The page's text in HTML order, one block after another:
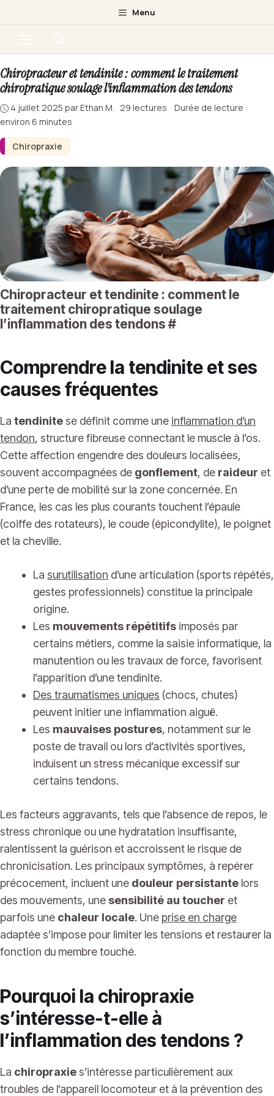
au
Menu
Chiropraxie
Chiropracteur et tendinite : comment le traitement
chiropratique soulage l’inflammation des tendons
4 juillet 2025 parEthan M. · 29 lectures · Durée de lecture :
environ 6 minutes
Chiropracteur et tendinite : comment le
traitement chiropratique soulage
l’inflammation des tendons #
Comprendre la tendinite et ses
causes fréquentes
La tendinite se définit comme une inflammation d’un
tendon, structure fibreuse connectant le muscle à l’os.
Cette affection engendre des douleurs localisées,
souvent accompagnées de gonflement, de raideur et
d’une perte de mobilité sur la zone concernée. En
France, les cas les plus courants touchent l’épaule
(coiffe des rotateurs), le coude (épicondylite), le poignet
et la cheville.
La surutilisation d’une articulation (sports répétés,
gestes professionnels) constitue la principale
origine.
Les mouvements répétitifs imposés par
certains métiers, comme la saisie informatique, la
manutention ou les travaux de force, favorisent
l’apparition d’une tendinite.
Des traumatismes uniques (chocs, chutes)
peuvent initier une inflammation aiguë.
Les mauvaises postures, notamment sur le
poste de travail ou lors d’activités sportives,
induisent un stress mécanique excessif sur
certains tendons.
Les facteurs aggravants, tels que l’absence de repos, le
stress chronique ou une hydratation insuffisante,
ralentissent la guérison et accroissent le risque de
chronicisation. Les principaux symptômes, à repérer
précocement, incluent une douleur persistante lors
des mouvements, une sensibilité au toucher et
parfois une chaleur locale. Une prise en charge
adaptée s’impose pour limiter les tensions et restaurer la
fonction du membre touché.
Pourquoi la chiropraxie
s’intéresse-t-elle à
l’inflammation des tendons ?
La chiropraxie s’intéresse particulièrement aux
troubles de l’appareil locomoteur et à la prévention des